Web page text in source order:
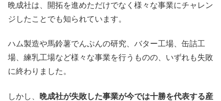
晩成社は、開拓を進めただけでなく様々な事業にチャレン
ジしたことでも知られています。
ハム製造や馬鈴薯でんぷんの研究、バター工場、缶詰工
場、練乳工場など様々な事業を行うものの、いずれも失敗
に終わりました。
しかし、
晩成社が失敗した事業が今では十勝を代表する産